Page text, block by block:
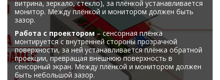
витрина, зеркало, стекло), за плёнкой устанавливается
монитор. Между плёнкой и монитором должен быть
зазор.
Работа с проектором – сенсорная плёнка
монтируется с внутренней стороны прозрачной
поверхности, за ней устанавливается плёнка обратной
проекции, превращая внешнюю поверхность в
сенсорный экран. Между плёнкой и монитором должен
быть небольшой зазор.